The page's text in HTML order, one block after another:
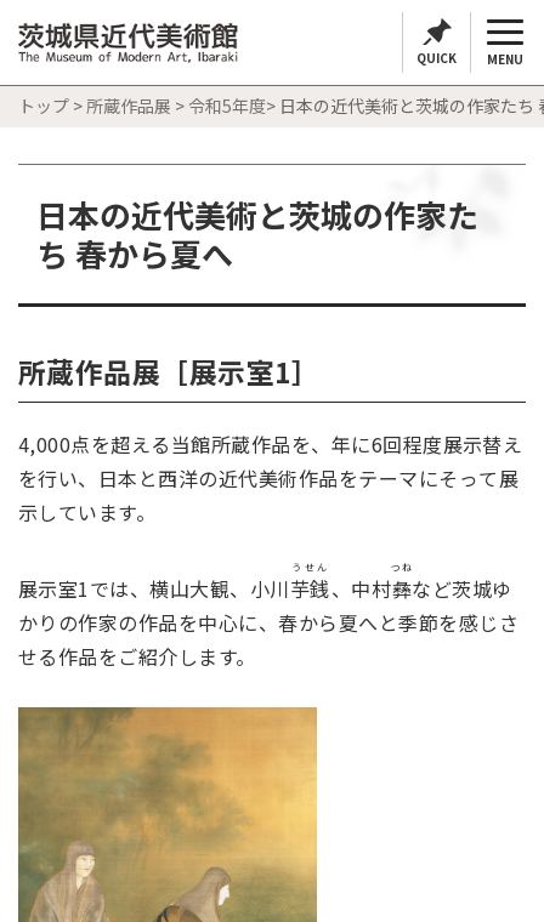
QUICK MENU
トップ >所蔵作品展 >令和5年度> 日本の近代美術と茨城の作家たち
日本の近代美術と茨城の作家た
ち 春から夏へ
所蔵作品展［展示室1］
4,000点を超える当館所蔵作品を、年に6回程度展示替え
を行い、日本と西洋の近代美術作品をテーマにそって展
示しています。
展示室1では、横山大観、小川芋銭
うせん
、中村彝
つね
など茨城ゆ
かりの作家の作品を中心に、春から夏へと季節を感じさ
せる作品をご紹介します。